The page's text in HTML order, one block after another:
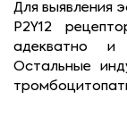
Для выявления
P2Y12
адекватно и
Остальные